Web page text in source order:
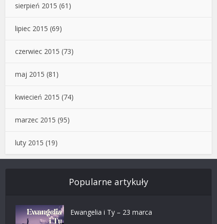
sierpień 2015 (61)
lipiec 2015 (69)
czerwiec 2015 (73)
maj 2015 (81)
kwiecień 2015 (74)
marzec 2015 (95)
luty 2015 (19)
Popularne artykuły
Ewangelia i Ty – 23 marca